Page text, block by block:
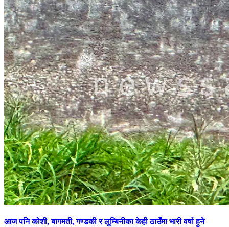
आज पनि कोशी, बागमती, गण्डकी र लुम्बिनीका केही ठाउँमा भारी वर्षा हुने